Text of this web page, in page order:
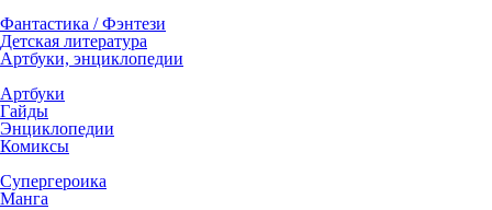
Фантастика / Фэнтези
Детская литература
Артбуки, энциклопедии
Артбуки
Гайды
Энциклопедии
Комиксы
Супергероика
Манга